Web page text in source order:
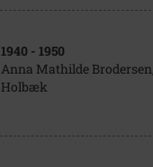
1940 - 1950
Anna Mathilde
Holbæk